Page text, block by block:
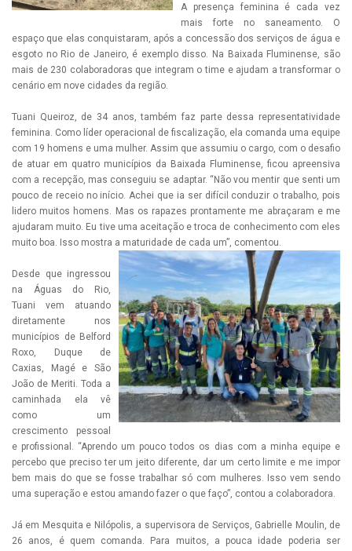
A presença feminina é cada vez
mais forte no saneamento. O
espaço que elas conquistaram, após a concessão dos serviços de água e
esgoto no Rio de Janeiro, é exemplo disso. Na Baixada Fluminense, são
mais de 230 colaboradoras que integram o time e ajudam a transformar o
cenário em nove cidades da região.
Tuani Queiroz, de 34 anos, também faz parte dessa representatividade
feminina. Como líder operacional de fiscalização, ela comanda uma equipe
com 19 homens e uma mulher. Assim que assumiu o cargo, com o desafio
de atuar em quatro municípios da Baixada Fluminense, ficou apreensiva
com a recepção, mas conseguiu se adaptar. “Não vou mentir que senti um
pouco de receio no início. Achei que ia ser difícil conduzir o trabalho, pois
lidero muitos homens. Mas os rapazes prontamente me abraçaram e me
ajudaram muito. Eu tive uma aceitação e troca de conhecimento com eles
muito boa. Isso mostra a maturidade de cada um”, comentou.
Desde que ingressou
na Águas do Rio,
Tuani vem atuando
diretamente nos
municípios de Belford
Roxo, Duque de
Caxias, Magé e São
João de Meriti. Toda a
caminhada ela vê
como um
crescimento pessoal
e profissional. “Aprendo um pouco todos os dias com a minha equipe e
percebo que preciso ter um jeito diferente, dar um certo limite e me impor
bem mais do que se fosse trabalhar só com mulheres. Isso vem sendo
uma superação e estou amando fazer o que faço”, contou a colaboradora.
Já em Mesquita e Nilópolis, a supervisora de Serviços, Gabrielle Moulin, de
26 anos, é quem comanda. Para muitos, a pouca idade poderia ser